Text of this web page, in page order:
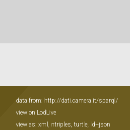
data from: http://dati.camera.it/sparql/
view on LodLive
view as: xml , ntriples, turtle, ld+json